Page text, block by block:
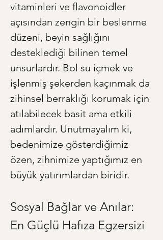
vitaminleri ve flavonoidler
açısından zengin bir beslenme
düzeni, beyin sağlığını
desteklediği bilinen temel
unsurlardır. Bol su içmek ve
işlenmiş şekerden kaçınmak da
zihinsel berraklığı korumak için
atılabilecek basit ama etkili
adımlardır. Unutmayalım ki,
bedenimize gösterdiğimiz
özen, zihnimize yaptığımız en
büyük yatırımlardan biridir.
Sosyal Bağlar ve Anılar:
En Güçlü Hafıza Egzersizi